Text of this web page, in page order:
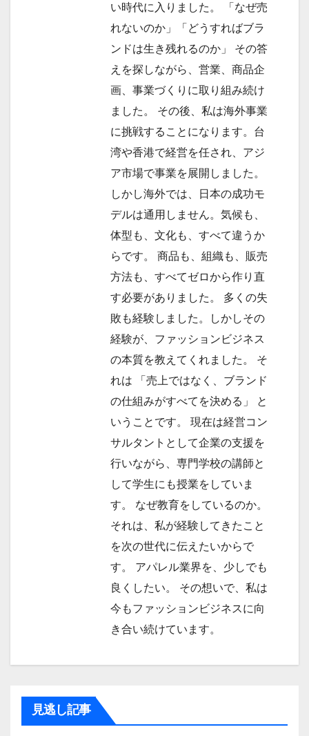
い時代に入りました。 「なぜ売
れないのか」「どうすればブラ
ンドは生き残れるのか」 その答
えを探しながら、営業、商品企
画、事業づくりに取り組み続け
ました。 その後、私は海外事業
に挑戦することになります。台
湾や香港で経営を任され、アジ
ア市場で事業を展開しました。
しかし海外では、日本の成功モ
デルは通用しません。気候も、
体型も、文化も、すべて違うか
らです。 商品も、組織も、販売
方法も、すべてゼロから作り直
す必要がありました。 多くの失
敗も経験しました。しかしその
経験が、ファッションビジネス
の本質を教えてくれました。 そ
れは 「売上ではなく、ブランド
の仕組みがすべてを決める」 と
いうことです。 現在は経営コン
サルタントとして企業の支援を
行いながら、専門学校の講師と
して学生にも授業をしていま
す。 なぜ教育をしているのか。
それは、私が経験してきたこと
を次の世代に伝えたいからで
す。 アパレル業界を、少しでも
良くしたい。 その想いで、私は
今もファッションビジネスに向
き合い続けています。
見逃し記事